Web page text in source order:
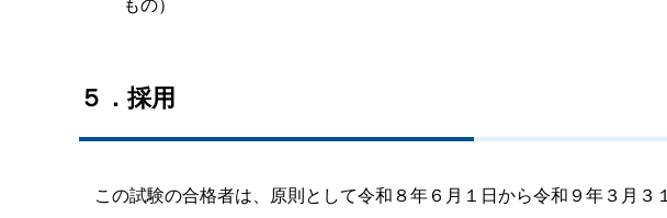
５．採用
この試験の合格者は、原則として令和８年６月１日から令和９年３月３